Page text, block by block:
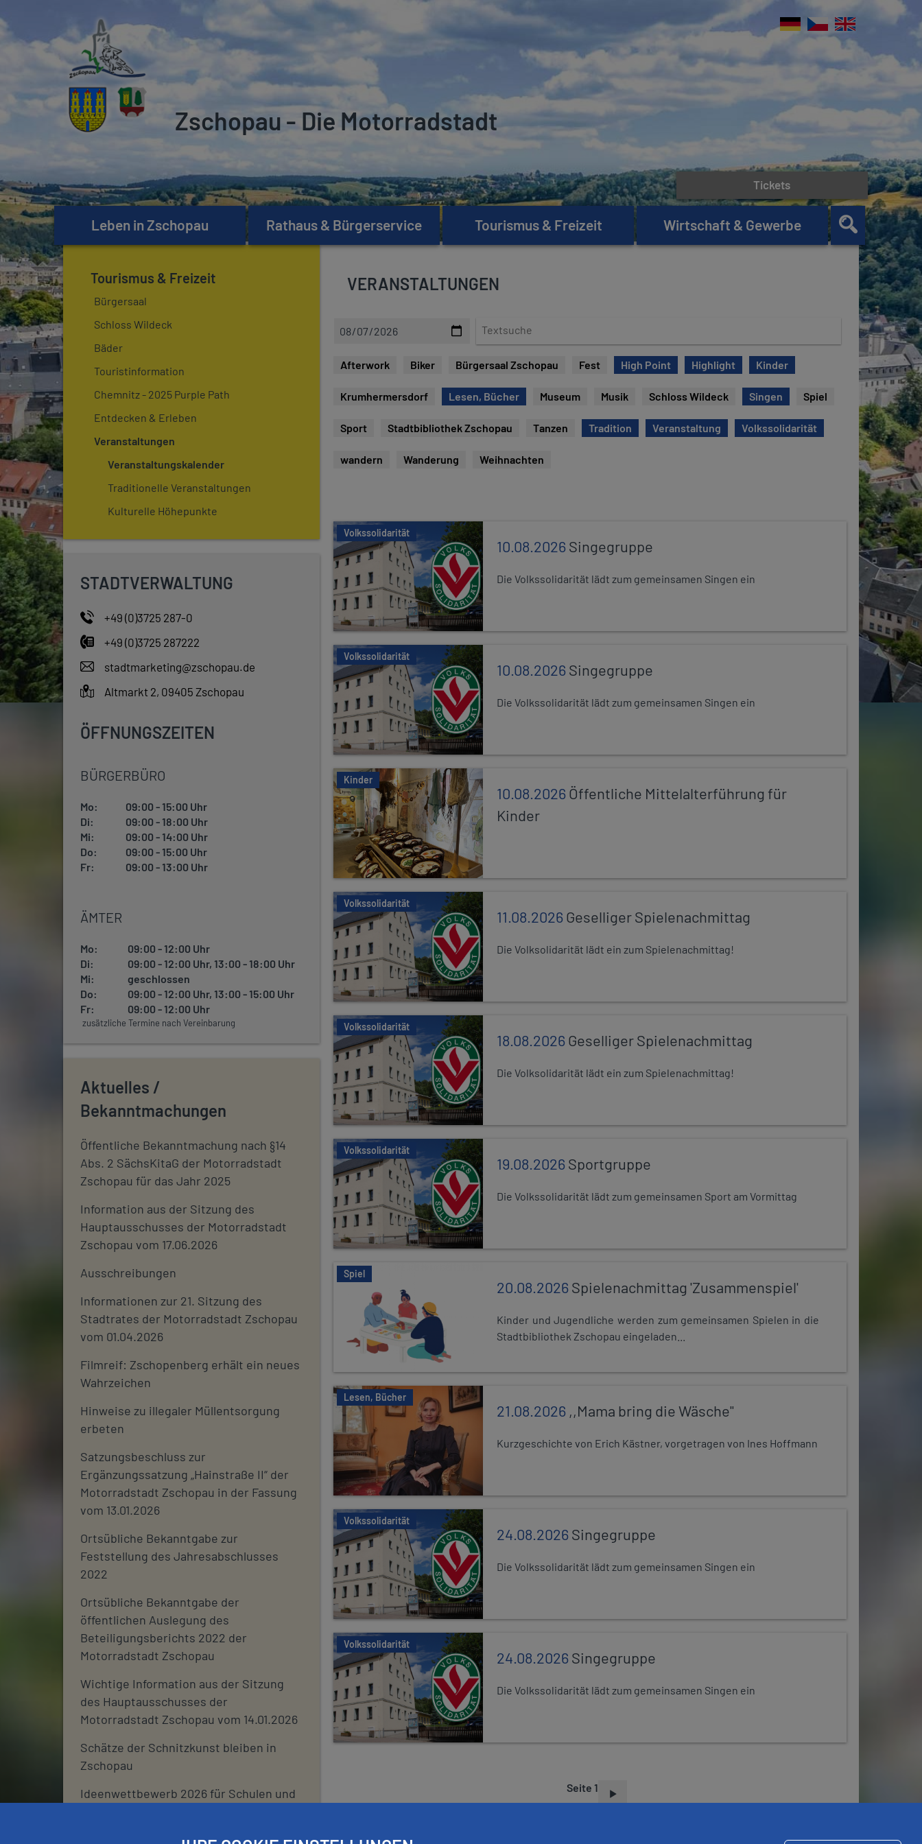
Zschopau - Die Motorradstadt
Leben in Zschopau Rathaus & Bürgerservice Tourismus & Freizeit Wirtschaft & Gewerbe
Tickets
Tourismus & Freizeit
Bürgersaal
Schloss Wildeck
Bäder
Touristinformation
Chemnitz - 2025 Purple Path
Entdecken & Erleben
Veranstaltungen
Veranstaltungskalender
Traditionelle Veranstaltungen
Kulturelle Höhepunkte
STADTVERWALTUNG
+49 (0)3725 287-0
+49 (0)3725 287222
stadtmarketing@zschopau.de
Altmarkt 2, 09405 Zschopau
ÖFFNUNGSZEITEN
BÜRGERBÜRO
Mo:
09:00 - 15:00 Uhr
Di:
09:00 - 18:00 Uhr
Mi:
09:00 - 14:00 Uhr
Do:
09:00 - 15:00 Uhr
Fr:
09:00 - 13:00 Uhr
ÄMTER
Mo:
09:00 - 12:00 Uhr
Di:
09:00 - 12:00 Uhr, 13:00 - 18:00 Uhr
Mi:
geschlossen
Do:
09:00 - 12:00 Uhr, 13:00 - 15:00 Uhr
Fr:
09:00 - 12:00 Uhr
zusätzliche Termine nach Vereinbarung
Aktuelles /
Bekanntmachungen
Öffentliche Bekanntmachung nach §14
Abs. 2 SächsKitaG der Motorradstadt
Zschopau für das Jahr 2025
Information aus der Sitzung des
Hauptausschusses der Motorradstadt
Zschopau vom 17.06.2026
Ausschreibungen
Informationen zur 21. Sitzung des
Stadtrates der Motorradstadt Zschopau
vom 01.04.2026
Filmreif: Zschopenberg erhält ein neues
Wahrzeichen
Hinweise zu illegaler Müllentsorgung
erbeten
Satzungsbeschluss zur
Ergänzungssatzung „Hainstraße II“ der
Motorradstadt Zschopau in der Fassung
vom 13.01.2026
Ortsübliche Bekanntgabe zur
Feststellung des Jahresabschlusses
2022
Ortsübliche Bekanntgabe der
öffentlichen Auslegung des
Beteiligungsberichts 2022 der
Motorradstadt Zschopau
Wichtige Information aus der Sitzung
des Hauptausschusses der
Motorradstadt Zschopau vom 14.01.2026
Schätze der Schnitzkunst bleiben in
Zschopau
Ideenwettbewerb 2026 für Schulen und
Stadtjournal 2026: Wir suchen euch
VERANSTALTUNGEN
t
s
u
h
Afterwork Biker Bürgersaal Zschopau Fest High Point Highlight Kinder
Krumhermersdorf Lesen, Bücher Museum Musik Schloss Wildeck Singen Spiel
Sport Stadtbibliothek Zschopau Tanzen Tradition Veranstaltung Volkssolidarität
wandern Wanderung Weihnachten
Volkssolidarität
10.08.2026Singegruppe
Die Volkssolidarität lädt zum gemeinsamen Singen ein
Volkssolidarität
10.08.2026Singegruppe
Die Volkssolidarität lädt zum gemeinsamen Singen ein
Kinder
10.08.2026Öffentliche Mittelalterführung für
Kinder
Volkssolidarität
11.08.2026Geselliger Spielenachmittag
Die Volksolidarität lädt ein zum Spielenachmittag!
Volkssolidarität
18.08.2026Geselliger Spielenachmittag
Die Volksolidarität lädt ein zum Spielenachmittag!
Volkssolidarität
19.08.2026Sportgruppe
Die Volkssolidarität lädt zum gemeinsamen Sport am Vormittag
Spiel
20.08.2026Spielenachmittag 'Zusammenspiel'
Kinder und Jugendliche werden zum gemeinsamen Spielen in die
Stadtbibliothek Zschopau eingeladen...
Lesen, Bücher
21.08.2026 ,,Mama bring die Wäsche"
Kurzgeschichte von Erich Kästner, vorgetragen von Ines Hoffmann
Volkssolidarität
24.08.2026Singegruppe
Die Volkssolidarität lädt zum gemeinsamen Singen ein
Volkssolidarität
24.08.2026Singegruppe
Die Volkssolidarität lädt zum gemeinsamen Singen ein
S
I
Seite 1